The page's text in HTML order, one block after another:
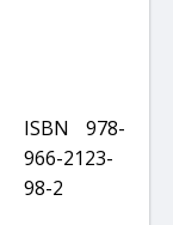
ISBN 978-
966-2123-
98-2